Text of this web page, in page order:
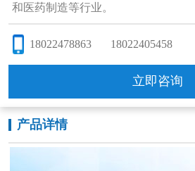
和医药制造等行业。
18022478863 18022405458
立即咨询
产品详情